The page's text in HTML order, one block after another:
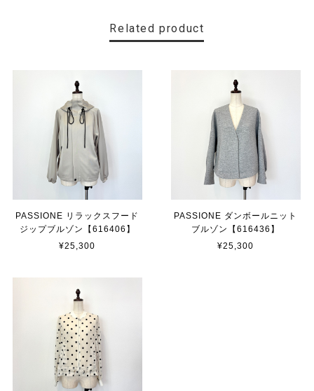
Related product
PASSIONE リラックスフード
ジップブルゾン【616406】
¥25,300
PASSIONE ダンボールニット
ブルゾン【616436】
¥25,300